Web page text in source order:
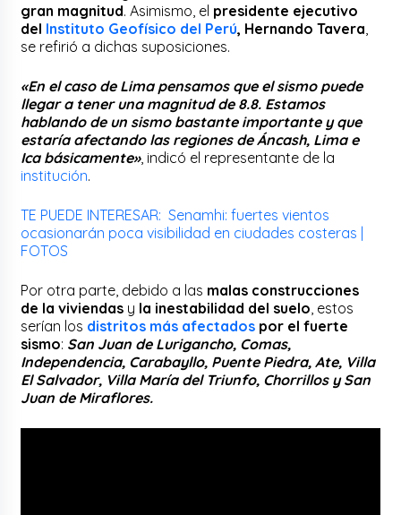
gran magnitud. Asimismo, el presidente ejecutivo
del Instituto Geofísico del Perú, Hernando Tavera
se refirió a dichas suposiciones.
«En el caso de Lima pensamos que el sismo puede
llegar a tener una magnitud de 8.8. Estamos
hablando de un sismo bastante importante y que
estaría afectando las regiones de Áncash, Lima e
Ica básicamente», indicó el representante de la
institución.
TE PUEDE INTERESAR: Senamhi: fuertes vientos
ocasionarán poca visibilidad en ciudades costeras |
FOTOS
Por otra parte, debido a las malas construcciones
de la viviendas y la inestabilidad del suelo , estos
serían los distritos más afectados por el fuerte
sismo: San Juan de Lurigancho, Comas,
Independencia, Carabayllo, Puente Piedra, Ate, Villa
El Salvador, Villa María del Triunfo, Chorrillos y San
Juan de Miraflores.